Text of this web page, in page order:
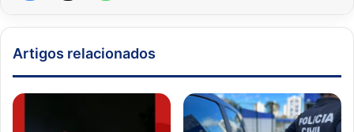
Artigos relacionados